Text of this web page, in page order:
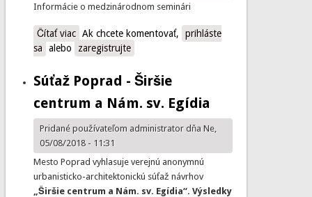
Informácie o medzinárodnom seminári
Čítať viaco Mobilita a logistika v mestách a regiónoch budúcnosti
Ak chcete komentovať,
prihláste
sa
alebo zaregistrujte
Súťaž Poprad - Širšie
centrum a Nám. sv. Egídia
Pridané používateľom administratordňa Ne,
05/08/2018 - 11:31
Mesto Poprad vyhlasuje verejnú anonymnú
urbanisticko-architektonickú súťaž návrhov
„Širšie centrum a Nám. sv. Egídia“. Výsledky